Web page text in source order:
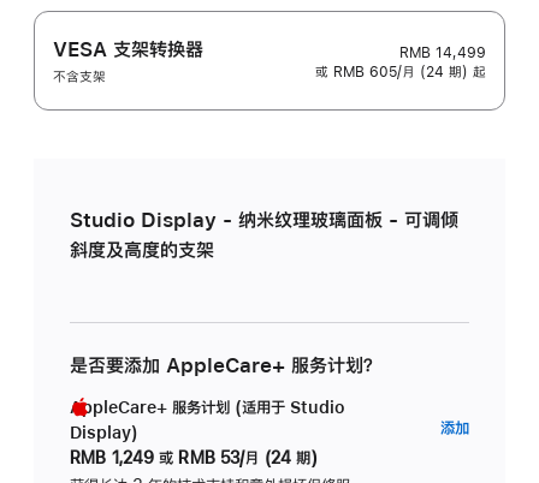
VESA 支架转换器
不含支架
RMB 14,499
或 RMB 605/月 (24 期) 起
Studio Display - 纳米纹理玻璃面板 - 可调倾
斜度及高度的支架
是否要添加 AppleCare+ 服务计划？
AppleCare+ 服务计划 (适用于 Studio
Display)
RMB 1,249 或 RMB 53/月 (24 期)
添加